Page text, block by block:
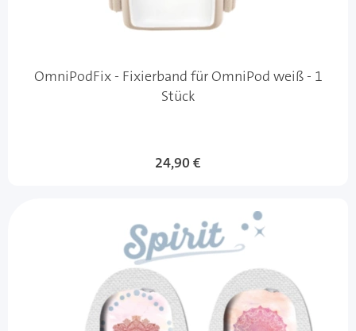
OmniPodFix - Fixierband für OmniPod weiß - 1
Stück
24,90 €